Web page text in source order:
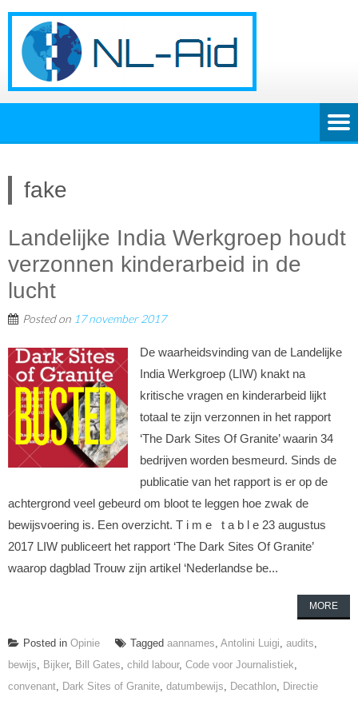
fake
Landelijke India Werkgroep houdt
verzonnen kinderarbeid in de
lucht
Posted on 17 november 2017
De waarheidsvinding van de Landelijke
India Werkgroep (LIW) knakt na
kritische vragen en kinderarbeid lijkt
totaal te zijn verzonnen in het rapport
‘The Dark Sites Of Granite’ waarin 34
bedrijven worden besmeurd. Sinds de
publicatie van het rapport is er op de
achtergrond veel gebeurd om bloot te leggen hoe zwak de
bewijsvoering is. Een overzicht. T i m e t a b l e 23 augustus
2017 LIW publiceert het rapport ‘The Dark Sites Of Granite’
waarop dagblad Trouw zijn artikel ‘Nederlandse be...
MORE
Posted in Opinie Tagged aannames, Antolini Luigi, audits,
bewijs, Bijker, Bill Gates, child labour, Code voor Journalistiek,
convenant, Dark Sites of Granite, datumbewijs, Decathlon, Directie